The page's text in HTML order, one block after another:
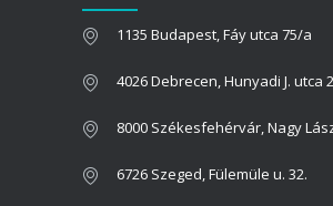
2022.11.01.
1135 Budapest, Fáy utca 75/a
4026 Debrecen, Hunyadi J. utca
8000 Székesfehérvár, Nagy
6726 Szeged, Fülemüle u. 32.